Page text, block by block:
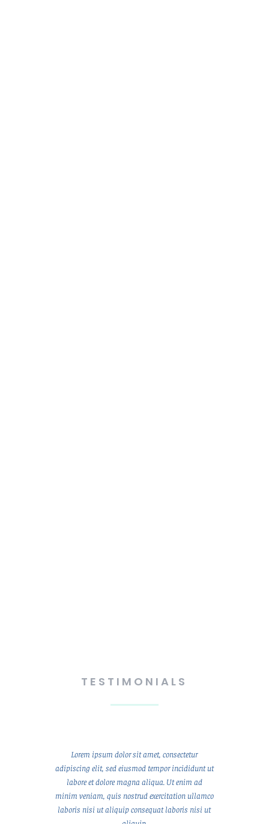
TESTIMONIALS
Lorem ipsum dolor sit amet, consectetur
adipiscing elit, sed eiusmod tempor incididunt ut
labore et dolore magna aliqua. Ut enim ad
minim veniam, quis nostrud exercitation ullamco
laboris nisi ut aliquip consequat laboris nisi ut